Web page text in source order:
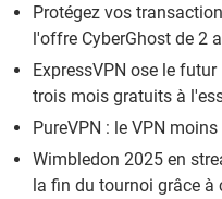
Protégez vos
l'offre CyberGhost de 2
ExpressVPN ose le
trois mois gratuits à
PureVPN : le VPN
Wimbledon 2025 en
la fin du tournoi grâce à